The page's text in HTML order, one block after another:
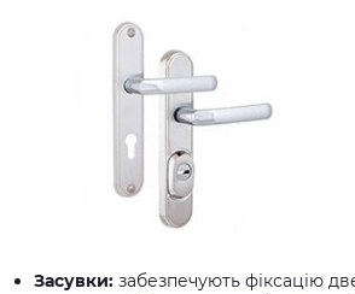
Засувки: забезпечують фіксацію